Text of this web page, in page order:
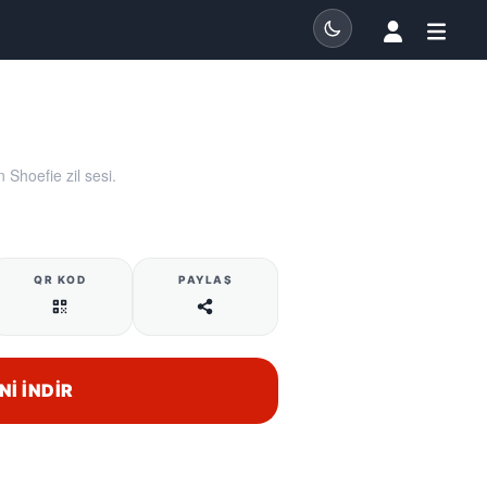
Shoefie zil sesi.
QR KOD PAYLAŞ
İNDIR